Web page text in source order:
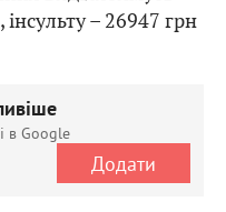
– 26947 грн
в Google
Додати